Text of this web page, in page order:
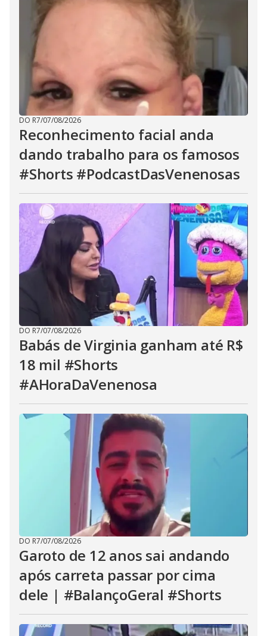
DO R7/07/08/2026
Reconhecimento facial anda
dando trabalho para os famosos
#Shorts #PodcastDasVenenosas
DO R7/07/08/2026
Babás de Virginia ganham até R$
18 mil #Shorts
#AHoraDaVenenosa
DO R7/07/08/2026
Garoto de 12 anos sai andando
após carreta passar por cima
dele | #BalançoGeral #Shorts